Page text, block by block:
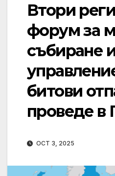
Втори
форум за
събиране
битови
проведе в
OCT 3, 2025